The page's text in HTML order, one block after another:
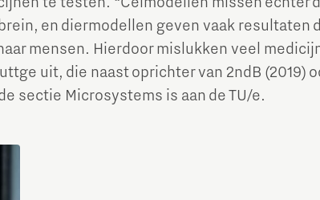
en diermodellen geven vaak resultaten
mensen. Hierdoor mislukken veel
uit, die naast oprichter van 2ndB (2019)
sectie Microsystems is aan de TU/e.